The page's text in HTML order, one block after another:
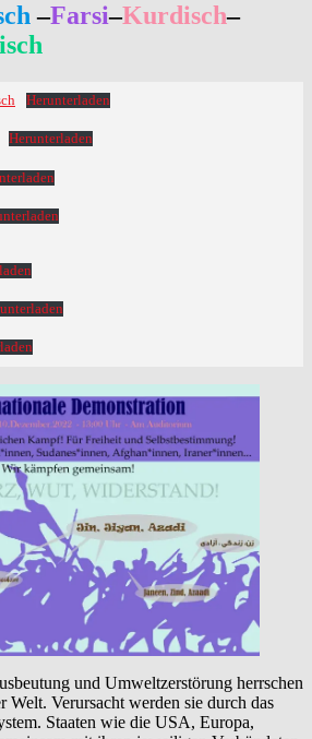
–Farsi–Kurdisch–
Herunterladen
Herunterladen
und Umweltzerstörung herrschen
Welt. Verursacht werden sie durch das
Staaten wie die USA, Europa,